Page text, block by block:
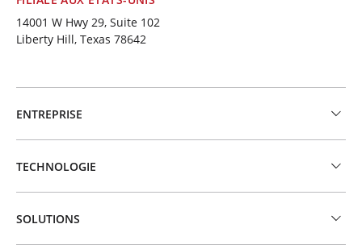
14001 W Hwy 29, Suite 102
Liberty Hill, Texas 78642
ENTREPRISE
TECHNOLOGIE
SOLUTIONS